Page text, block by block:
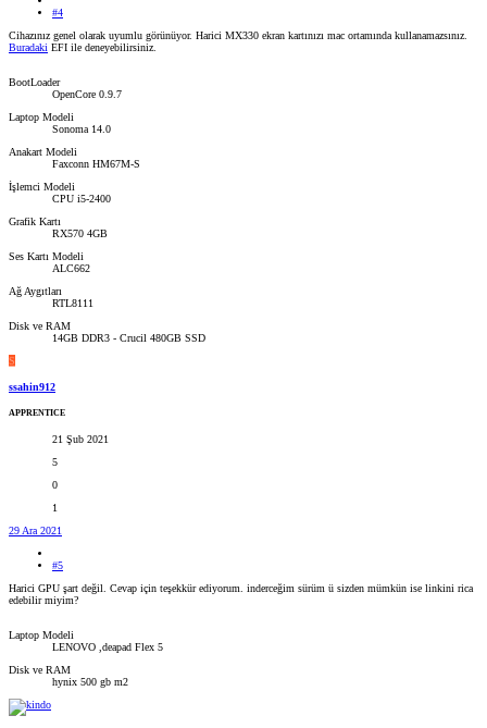
#4
Cihazınız genel olarak uyumlu görünüyor. Harici MX330 ekran kartınızı mac ortamında kullanamazsınız.
Buradaki EFI ile deneyebilirsiniz.
BootLoader
OpenCore 0.9.7
Laptop Modeli
Sonoma 14.0
Anakart Modeli
Faxconn HM67M-S
İşlemci Modeli
CPU i5-2400
Grafik Kartı
RX570 4GB
Ses Kartı Modeli
ALC662
Ağ Aygıtları
RTL8111
Disk ve RAM
14GB DDR3 - Crucil 480GB SSD
S
ssahin912
APPRENTICE
21 Şub 2021
5
0
1
29 Ara 2021
#5
Harici GPU şart değil. Cevap için teşekkür ediyorum. inderceğim sürüm ü sizden mümkün ise linkini rica
edebilir miyim?
Laptop Modeli
LENOVO ,deapad Flex 5
Disk ve RAM
hynix 500 gb m2